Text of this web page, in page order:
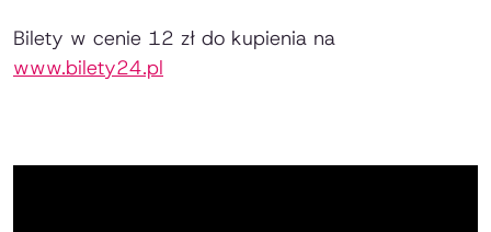
Bilety w cenie 12 zł do kupienia na
www.bilety24.pl